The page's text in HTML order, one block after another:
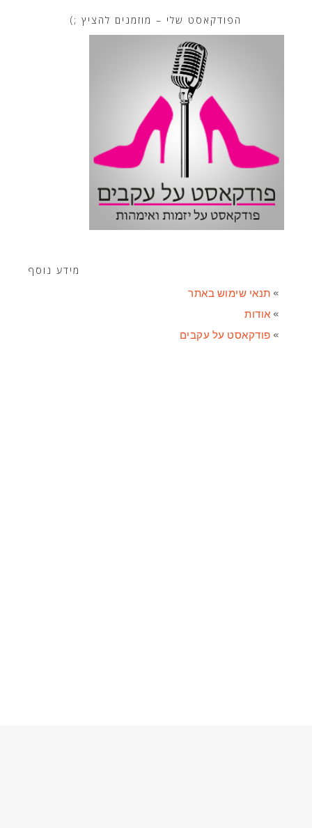
הפודקאסט שלי – מוזמנים להציץ ;)
מידע נוסף
תנאי שימוש באתר
אודות
פודקאסט על עקבים